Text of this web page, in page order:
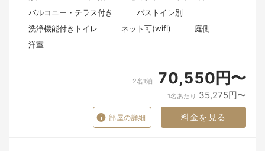
バルコニー・テラス付き
バストイレ別
洗浄機能付きトイレ
ネット可(wifi)
庭側
洋室
2名1泊 70,550円〜
1名あたり 35,275円〜
部屋の詳細 料金を見る